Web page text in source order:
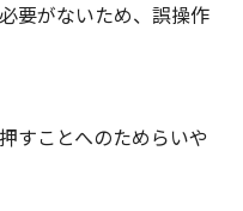
要がないため、誤操作
すことへのためらいや